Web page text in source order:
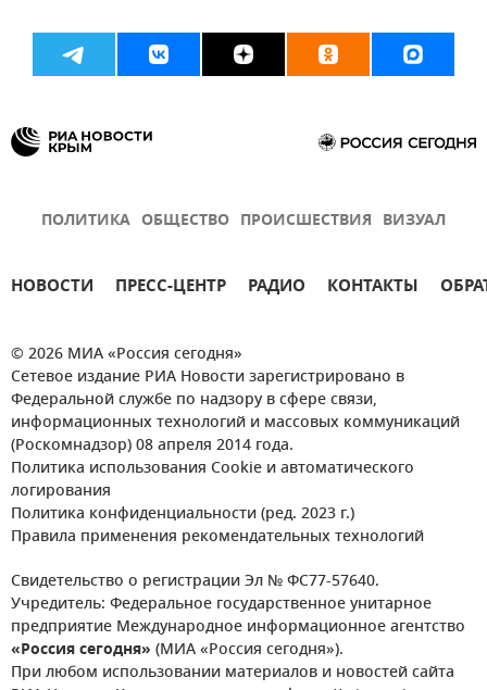
ПОЛИТИКА ОБЩЕСТВО ПРОИСШЕСТВИЯ ВИЗУАЛ
НОВОСТИ ПРЕСС-ЦЕНТР РАДИО КОНТАКТЫ
© 2026 МИА «Россия сегодня»
Сетевое издание РИА Новости зарегистрировано в
Федеральной службе по надзору в сфере связи,
информационных технологий и массовых коммуникаций
(Роскомнадзор) 08 апреля 2014 года.
Политика использования Cookie и автоматического
логирования
Политика конфиденциальности (ред. 2023 г.)
Правила применения рекомендательных технологий
Свидетельство о регистрации Эл № ФС77-57640.
Учредитель: Федеральное государственное унитарное
предприятие Международное информационное агентство
«Россия сегодня» (МИА «Россия сегодня»).
При любом использовании материалов и новостей сайта